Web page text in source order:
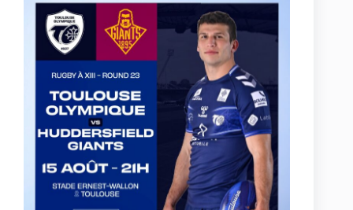
Petits et grands ont relevé le défi de l’Equalizer